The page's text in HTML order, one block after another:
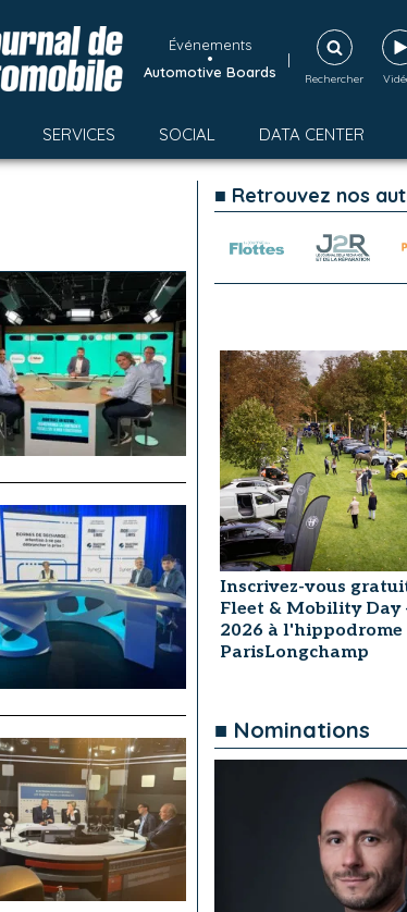
Événements
•
Automotive Boards
|
Rechercher
SERVICES SOCIAL DATA CENTER
■ Retrouvez nos
Inscrivez-vous
Fleet & Mobility Day
2026 à l'hippodrome
ParisLongchamp
■ Nominations